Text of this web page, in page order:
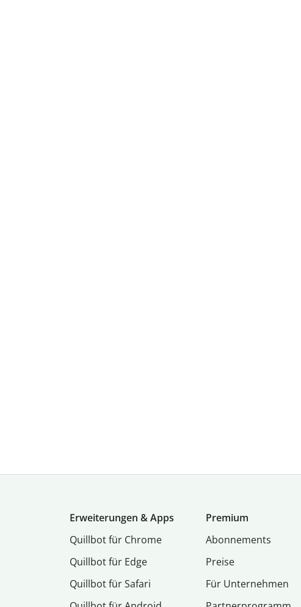
Erweiterungen & Apps
Quillbot für Chrome
Quillbot für Edge
Quillbot für Safari
Premium
Abon­ne­ments
Preise
Für Unternehmen